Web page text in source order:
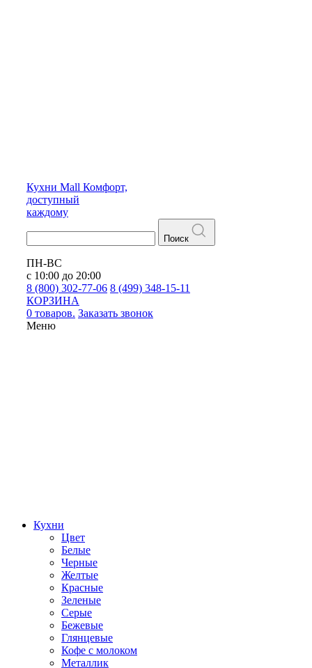
Кухни Mall Комфорт,
доступный
каждому
Поиск
ПН-ВС
с 10:00 до 20:00
8 (800) 302-77-06 8 (499) 348-15-11
КОРЗИНА
0 товаров. Заказать звонок
Меню
Кухни
Цвет
Белые
Черные
Желтые
Красные
Зеленые
Серые
Бежевые
Глянцевые
Кофе с молоком
Металлик